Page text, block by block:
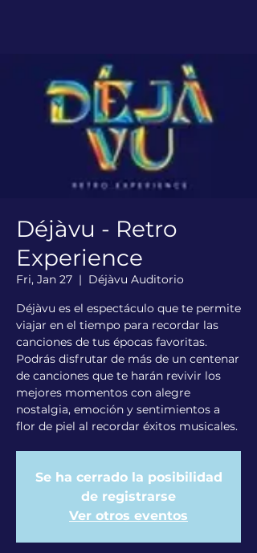
Déjàvu - Retro
Experience
Fri, Jan 27
  |
Déjàvu Auditorio
Déjàvu es el espectáculo que te permite
viajar en el tiempo para recordar las
canciones de tus épocas favoritas.
Podrás disfrutar de más de un centenar
de canciones que te harán revivir los
mejores momentos con alegre
nostalgia, emoción y sentimientos a
flor de piel al recordar éxitos musicales.
Se ha cerrado la posibilidad
de registrarse
Ver otros eventos